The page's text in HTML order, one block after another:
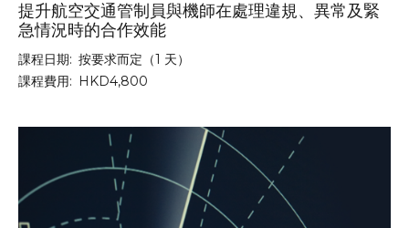
提升航空交通管制員與機師在處理違規、異常及緊
急情況時的合作效能
課程日期: 按要求而定（1 天）
課程費用: HKD4,800